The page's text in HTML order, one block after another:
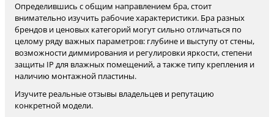
Определившись с общим направлением бра, стоит
внимательно изучить рабочие характеристики. Бра разных
брендов и ценовых категорий могут сильно отличаться по
целому ряду важных параметров: глубине и выступу от стены,
возможности диммирования и регулировки яркости, степени
защиты IP для влажных помещений, а также типу крепления и
наличию монтажной пластины.
Изучите реальные отзывы владельцев и репутацию
конкретной модели.